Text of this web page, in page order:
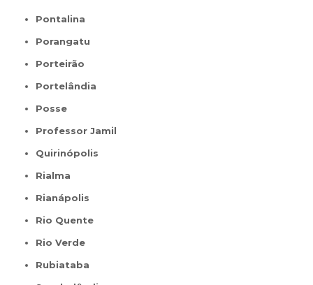
Pontalina
Porangatu
Porteirão
Portelândia
Posse
Professor Jamil
Quirinópolis
Rialma
Rianápolis
Rio Quente
Rio Verde
Rubiataba